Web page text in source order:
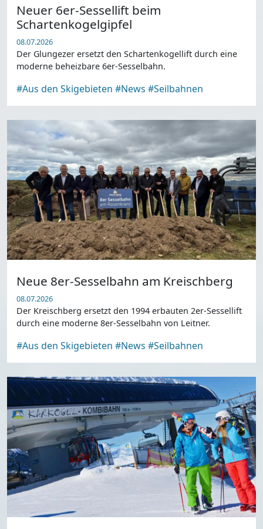
Neuer 6er-Sessellift beim
Schartenkogelgipfel
08.07.2026
Der Glungezer ersetzt den Schartenkogellift durch eine
moderne beheizbare 6er-Sesselbahn.
#Aus den Skigebieten #News #Seilbahnen
Neue 8er-Sesselbahn am Kreischberg
08.07.2026
Der Kreischberg ersetzt den 1994 erbauten 2er-Sessellift
durch eine moderne 8er-Sesselbahn von Leitner.
#Aus den Skigebieten #News #Seilbahnen